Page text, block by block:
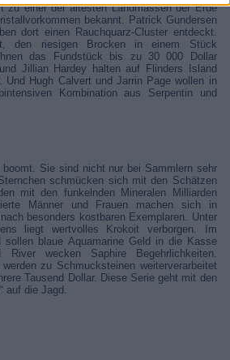
zu einer der ältesten Landmassen der Erde
bekannt. Patrick Gundersen
dort einen Rauchquarz-Cluster entdeckt.
den riesigen Brocken in einem Stück
das Fundstück bis zu 30 000 Dollar
Jillian Hardey halten auf Flinders Island
Und Hugh Calvert und Jarrin Page wollen in
Kombination aus Serpentin und
boomt. Sie sind nicht nur bei Sammlern sehr
schmücken sich mit den Schätzen
mit den funkelnden Mineralen Milliarden
Männer und Frauen machen sich in
besonders kostbaren Exemplaren. Unter
liegt wertvolles Krokoit verborgen. Im
sollen blaue Aquamarine Geld in die Kasse
wecken Saphire Begehrlichkeiten.
zu Schmucksteinen weiterverarbeitet
Tausend Dollar. Diese Serie geht mit den
auf die Jagd.